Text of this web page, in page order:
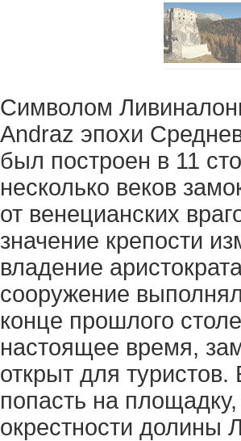
Символом
Andraz эпохи
был построен в 11
несколько веков
от венецианских
значение крепости
владение
сооружение
конце прошлого
настоящее время,
открыт для
попасть на
окрестности долины